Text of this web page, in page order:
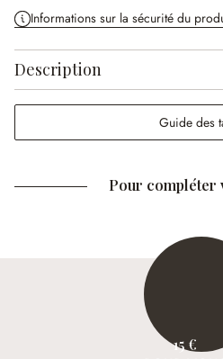
Informations sur la sécurité du
Description
Guide des
Pour compléter
15 €